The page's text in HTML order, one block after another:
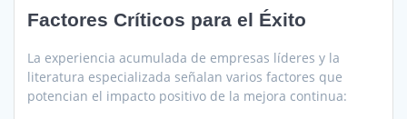
Factores Críticos para el Éxito
La experiencia acumulada de empresas líderes y la
literatura especializada señalan varios factores que
potencian el impacto positivo de la mejora continua: